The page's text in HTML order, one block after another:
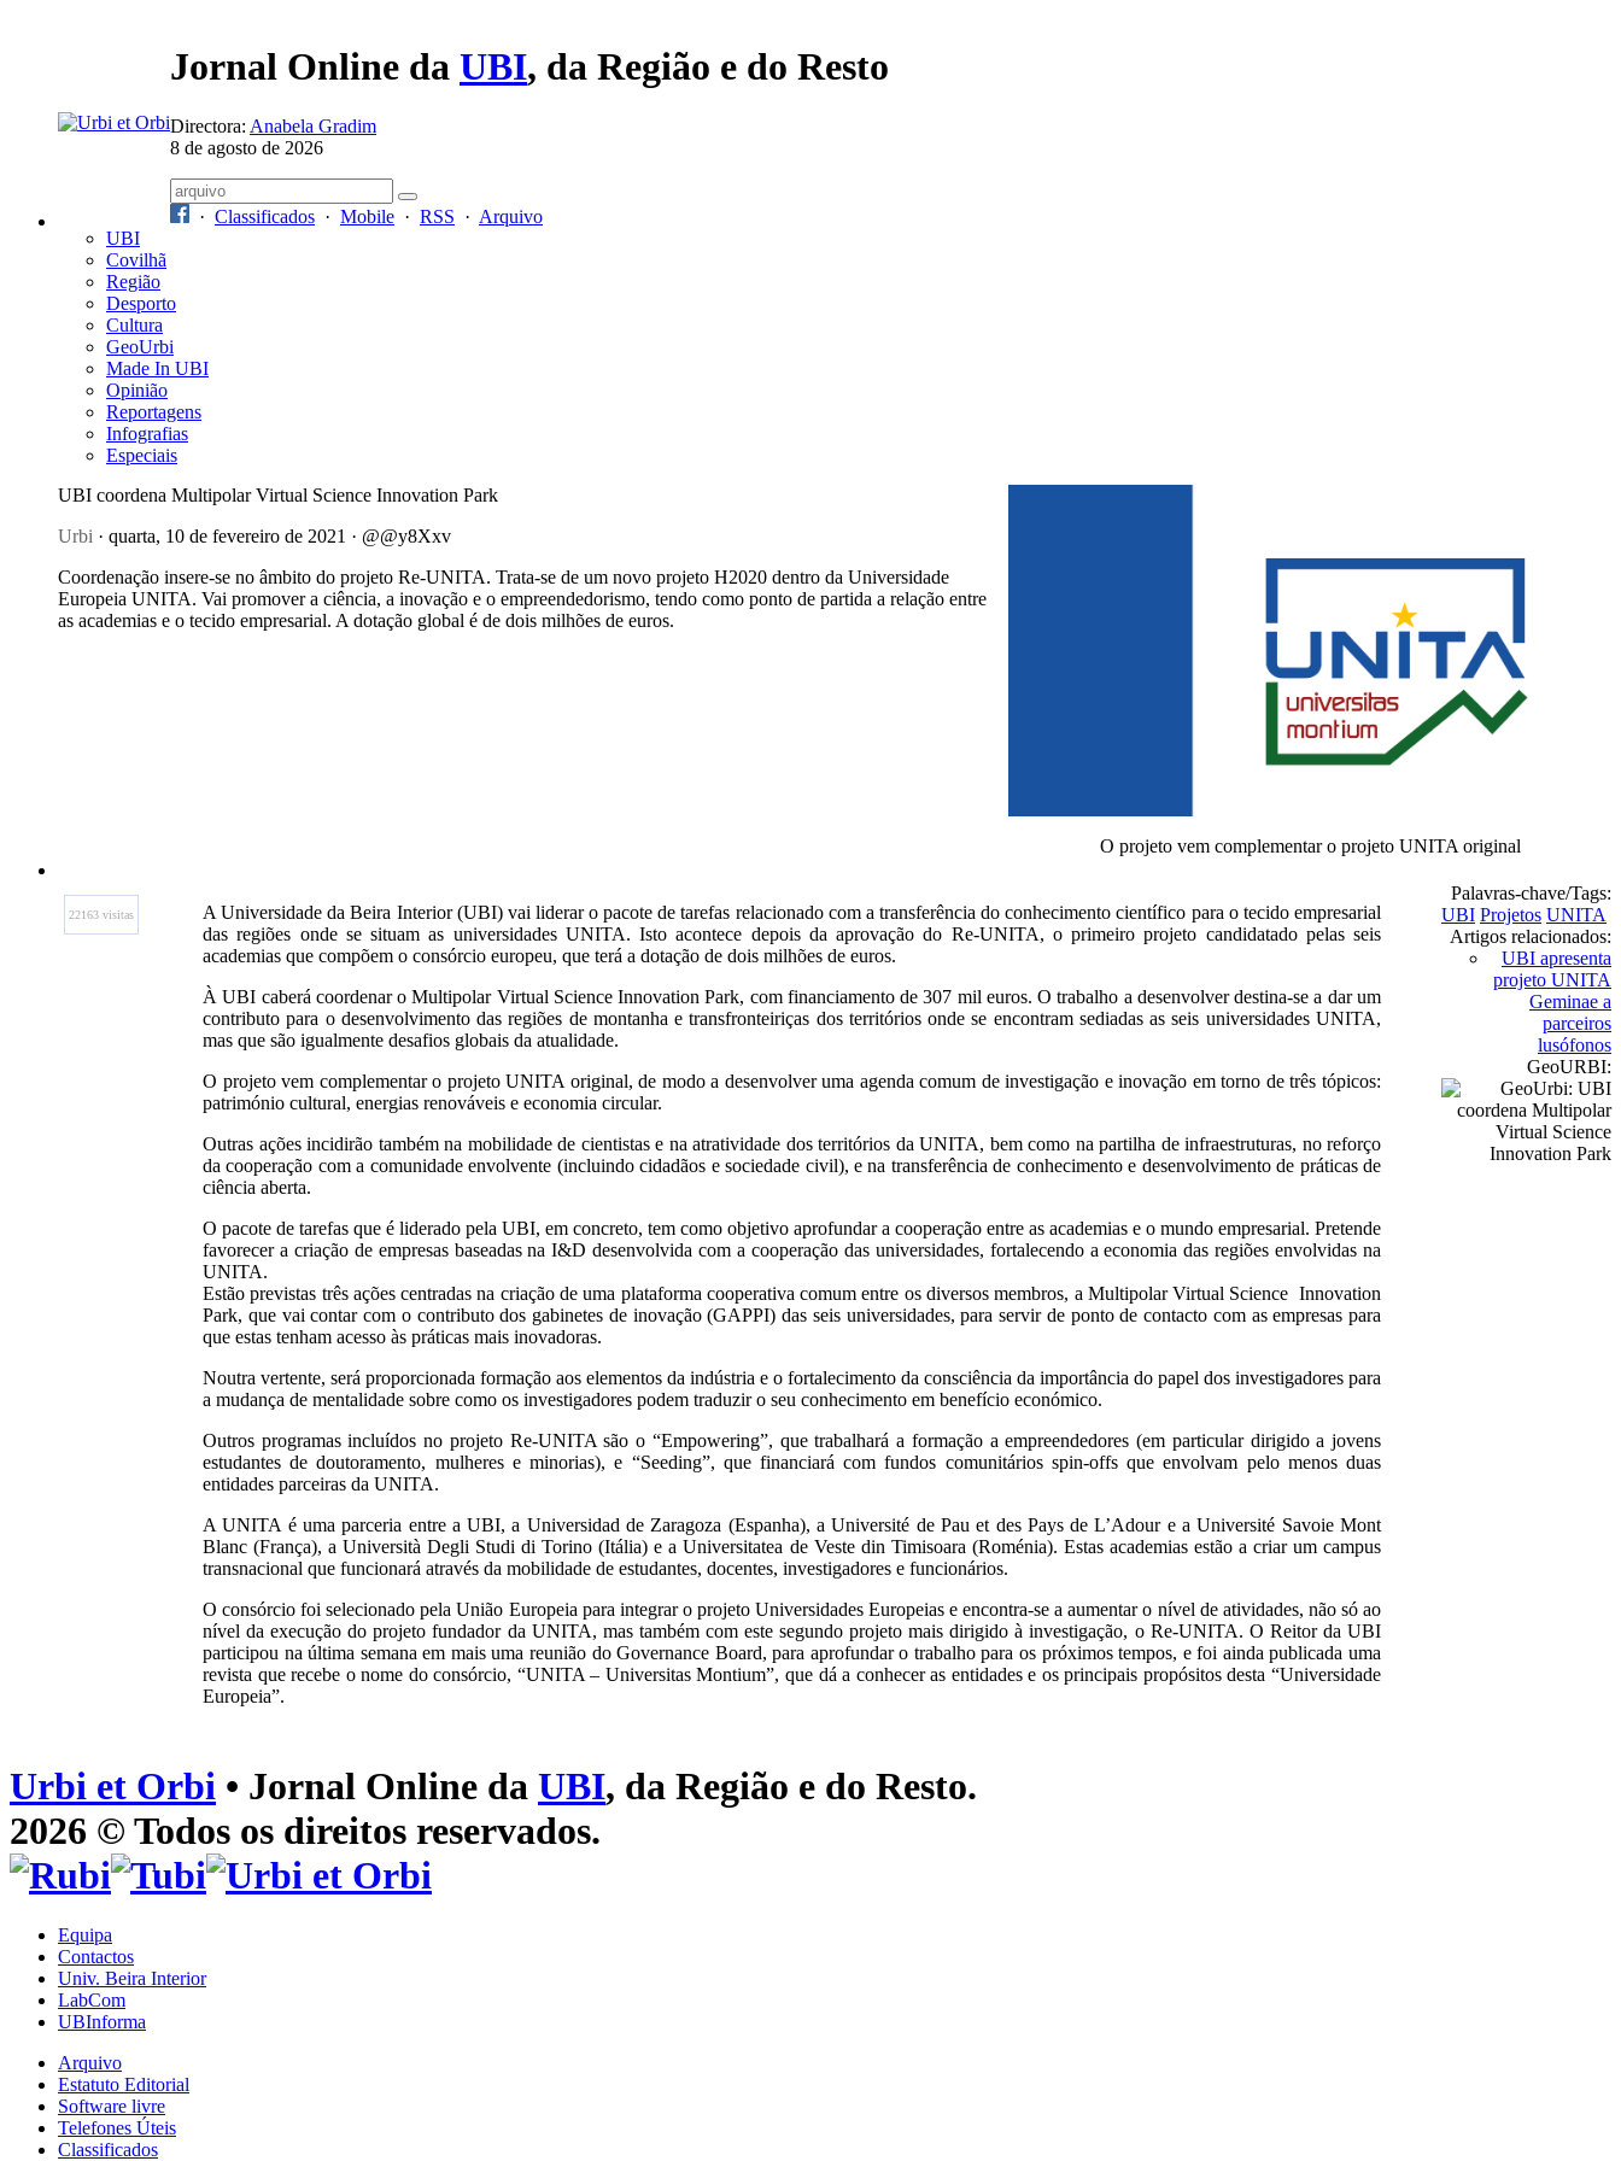
Jornal Online da UBI, da Região e do Resto
Directora: Anabela Gradim
8 de agosto de 2026
· Classificados · Mobile · RSS · Arquivo
UBI
Covilhã
Região
Desporto
Cultura
GeoUrbi
Made In UBI
Opinião
Reportagens
Infografias
Especiais
UBI coordena Multipolar Virtual Science Innovation Park
Urbi · quarta, 10 de fevereiro de 2021 · @@y8Xxv
Coordenação insere-se no âmbito do projeto Re-UNITA. Trata-se de um novo projeto H2020 dentro da Universidade
Europeia UNITA. Vai promover a ciência, a inovação e o empreendedorismo, tendo como ponto de partida a relação entre
as academias e o tecido empresarial. A dotação global é de dois milhões de euros.
O projeto vem complementar o projeto UNITA original
22163 visitas
A Universidade da Beira Interior (UBI) vai liderar o pacote de tarefas relacionado com a transferência do conhecimento científico para o tecido empresarial
das regiões onde se situam as universidades UNITA. Isto acontece depois da aprovação do Re-UNITA, o primeiro projeto candidatado pelas seis
academias que compõem o consórcio europeu, que terá a dotação de dois milhões de euros.
À UBI caberá coordenar o Multipolar Virtual Science Innovation Park, com financiamento de 307 mil euros. O trabalho a desenvolver destina-se a dar um
contributo para o desenvolvimento das regiões de montanha e transfronteiriças dos territórios onde se encontram sediadas as seis universidades UNITA,
mas que são igualmente desafios globais da atualidade.
O projeto vem complementar o projeto UNITA original, de modo a desenvolver uma agenda comum de investigação e inovação em torno de três tópicos:
património cultural, energias renováveis e economia circular.
Outras ações incidirão também na mobilidade de cientistas e na atratividade dos territórios da UNITA, bem como na partilha de infraestruturas, no reforço
da cooperação com a comunidade envolvente (incluindo cidadãos e sociedade civil), e na transferência de conhecimento e desenvolvimento de práticas de
ciência aberta.
O pacote de tarefas que é liderado pela UBI, em concreto, tem como objetivo aprofundar a cooperação entre as academias e o mundo empresarial. Pretende
favorecer a criação de empresas baseadas na I&D desenvolvida com a cooperação das universidades, fortalecendo a economia das regiões envolvidas na
UNITA.
Estão previstas três ações centradas na criação de uma plataforma cooperativa comum entre os diversos membros, a Multipolar Virtual Science Innovation
Park, que vai contar com o contributo dos gabinetes de inovação (GAPPI) das seis universidades, para servir de ponto de contacto com as empresas para
que estas tenham acesso às práticas mais inovadoras.
Noutra vertente, será proporcionada formação aos elementos da indústria e o fortalecimento da consciência da importância do papel dos investigadores para
a mudança de mentalidade sobre como os investigadores podem traduzir o seu conhecimento em benefício económico.
Outros programas incluídos no projeto Re-UNITA são o “Empowering”, que trabalhará a formação a empreendedores (em particular dirigido a jovens
estudantes de doutoramento, mulheres e minorias), e “Seeding”, que financiará com fundos comunitários spin-offs que envolvam pelo menos duas
entidades parceiras da UNITA.
A UNITA é uma parceria entre a UBI, a Universidad de Zaragoza (Espanha), a Université de Pau et des Pays de L’Adour e a Université Savoie Mont
Blanc (França), a Università Degli Studi di Torino (Itália) e a Universitatea de Veste din Timisoara (Roménia). Estas academias estão a criar um campus
transnacional que funcionará através da mobilidade de estudantes, docentes, investigadores e funcionários.
O consórcio foi selecionado pela União Europeia para integrar o projeto Universidades Europeias e encontra-se a aumentar o nível de atividades, não só ao
nível da execução do projeto fundador da UNITA, mas também com este segundo projeto mais dirigido à investigação, o Re-UNITA. O Reitor da UBI
participou na última semana em mais uma reunião do Governance Board, para aprofundar o trabalho para os próximos tempos, e foi ainda publicada uma
revista que recebe o nome do consórcio, “UNITA – Universitas Montium”, que dá a conhecer as entidades e os principais propósitos desta “Universidade
Europeia”.
Palavras-chave/Tags:
UBI Projetos UNITA
Artigos relacionados:
UBI apresenta
projeto UNITA
Geminae a
parceiros
lusófonos
GeoURBI:
Urbi et Orbi • Jornal Online da UBI, da Região e do Resto.
2026 © Todos os direitos reservados.
Equipa
Contactos
Univ. Beira Interior
LabCom
UBInforma
Arquivo
Estatuto Editorial
Software livre
Telefones Úteis
Classificados